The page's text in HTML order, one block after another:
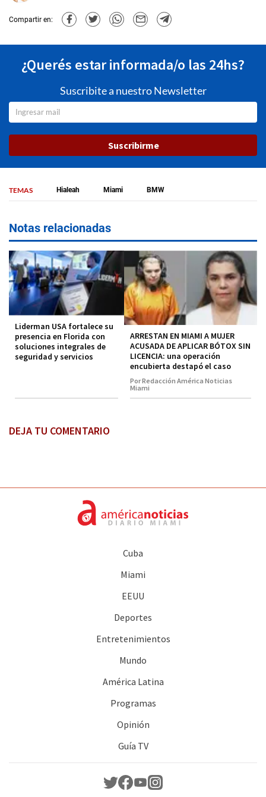
Compartir en:
¿Querés estar informada/o las 24hs?
Suscribite a nuestro Newsletter
Suscribirme
TEMAS Hialeah Miami BMW
Notas relacionadas
Liderman USA fortalece su
presencia en Florida con
soluciones integrales de
seguridad y servicios
ARRESTAN EN MIAMI A MUJER
ACUSADA DE APLICAR BÓTOX SIN
LICENCIA: una operación
encubierta destapó el caso
Por Redacción América Noticias
Miami
DEJA TU COMENTARIO
Cuba
Miami
EEUU
Deportes
Entretenimientos
Mundo
América Latina
Programas
Opinión
Guía TV